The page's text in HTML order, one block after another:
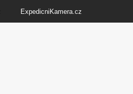
ExpedicniKamera.cz